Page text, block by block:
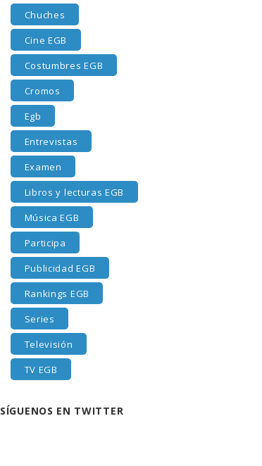
Chuches
Cine EGB
Costumbres EGB
Cromos
Egb
Entrevistas
Examen
Libros y lecturas EGB
Música EGB
Participa
Publicidad EGB
Rankings EGB
Series
Televisión
TV EGB
SÍGUENOS EN TWITTER